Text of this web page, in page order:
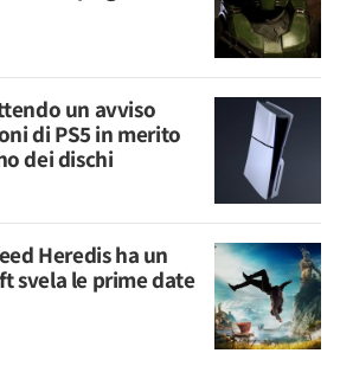
un avviso
di PS5 in merito
dei dischi
Heredis ha un
svela le prime date